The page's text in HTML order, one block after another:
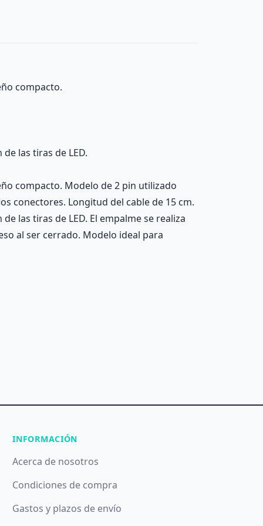
compacto.
las tiras de LED.
compacto. Modelo de 2 pin utilizado
conectores. Longitud del cable de 15 cm.
las tiras de LED. El empalme se realiza
al ser cerrado. Modelo ideal para
INFORMACIÓN
Acerca de nosotros
Condiciones de compra
Gastos y plazos de envío